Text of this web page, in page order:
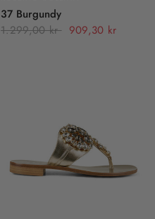
37 Burgundy
1.299,00 kr 909,30 kr